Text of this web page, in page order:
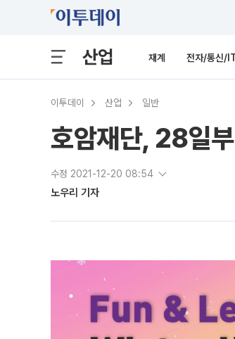
산업 재계 전자/통신/
이투데이 산업 일반
호암재단, 28일
수정 2021-12-20 08:54
노우리 기자